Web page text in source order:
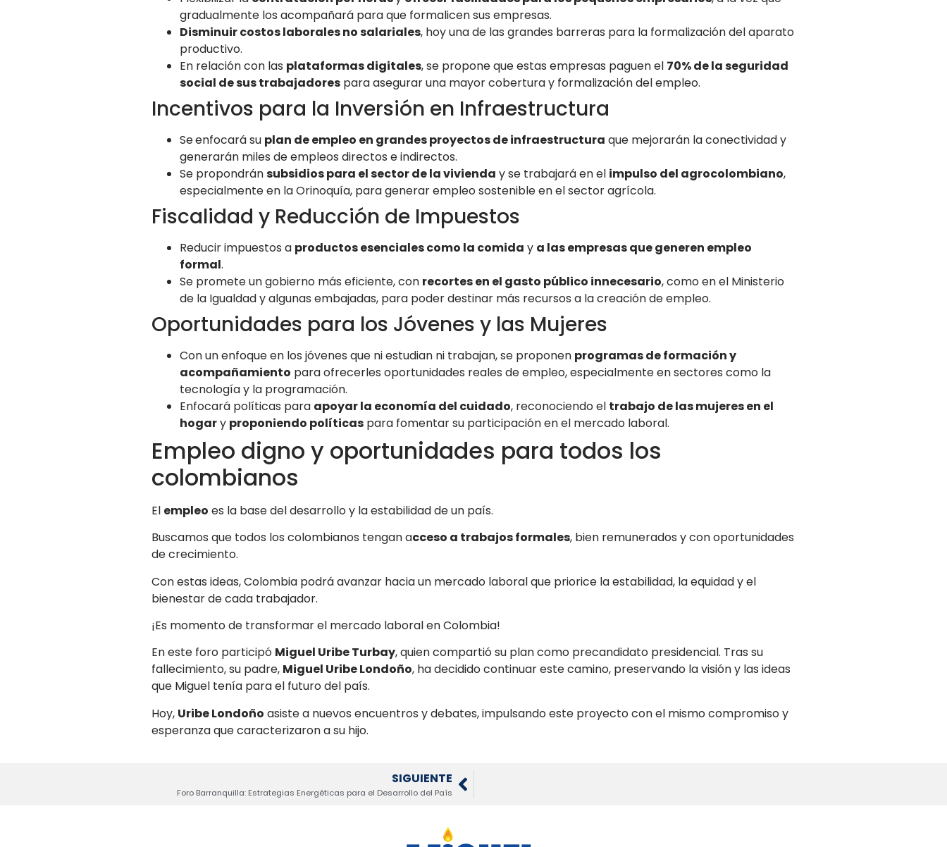
gradualmente los acompañará para que formalicen sus empresas.
Disminuir costos laborales no salariales, hoy una de las grandes barreras para la formalización del aparato
productivo.
En relación con las plataformas digitales, se propone que estas empresas paguen el 70% de la seguridad
social de sus trabajadorespara asegurar una mayor cobertura y formalización del empleo.
Incentivos para la Inversión en Infraestructura
Seenfocará su plan de empleo en grandes proyectos de infraestructura que mejorarán la conectividad y
generarán miles de empleos directos e indirectos.
Se propondránsubsidios para el sector de la vivienda y se trabajará en el impulso del agrocolombiano,
especialmente en la Orinoquía, para generar empleo sostenible en el sector agrícola.
Fiscalidad y Reducción de Impuestos
Reducir impuestos a productos esenciales como la comida y a las empresas que generen empleo
formal.
Se promete un gobierno más eficiente, con recortes en el gasto público innecesario, como en el Ministerio
de la Igualdad y algunas embajadas, para poder destinar más recursos a la creación de empleo.
Oportunidades para los Jóvenes y las Mujeres
Con un enfoque en los jóvenes que ni estudian ni trabajan, se proponen programas de formación y
acompañamiento para ofrecerles oportunidades reales de empleo, especialmente en sectores como la
tecnología y la programación.
Enfocará políticas para apoyar la economía del cuidado, reconociendo el trabajo de las mujeres en el
hogary proponiendo políticaspara fomentar su participación en el mercado laboral.
Empleo digno y oportunidades para todos los
colombianos
El empleo es la base del desarrollo y la estabilidad de un país.
Buscamos que todos los colombianos tengan acceso a trabajos formales, bien remunerados y con oportunidades
de crecimiento.
Con estas ideas, Colombia podrá avanzar hacia un mercado laboral que priorice la estabilidad, la equidad y el
bienestar de cada trabajador.
¡Es momento de transformar el mercado laboral en Colombia!
En este foro participó Miguel Uribe Turbay, quien compartió su plan como precandidato presidencial. Tras su
fallecimiento, su padre, Miguel Uribe Londoño, ha decidido continuar este camino, preservando la visión y las ideas
que Miguel tenía para el futuro del país.
Hoy, Uribe Londoño asiste a nuevos encuentros y debates, impulsando este proyecto con el mismo compromiso y
esperanza que caracterizaron a su hijo.
SIGUIENTE
Foro Barranquilla: Estrategias Energéticas para el Desarrollo del País